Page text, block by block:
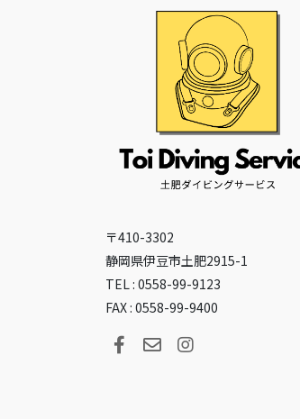
〒410-3302
静岡県伊豆市土肥2915-1
TEL : 0558-99-9123
FAX : 0558-99-9400